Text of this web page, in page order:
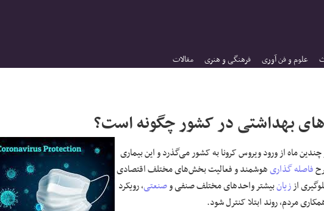
علوم و فن آوری فرهنگی و هنری مقالات
بهداشتی در کشور چگونه است؟
ماه از ورود ویروس کرونا به کشور می‌گذرد و این بیماری
فاصله گذاریهوشمند و فعالیت بخش‌های مختلف اقتصادی
اززیانبیشتر واحد‌های مختلف صنفی وصنعتی، رویکرد
مردم، روند ابتلا کنترل شود.